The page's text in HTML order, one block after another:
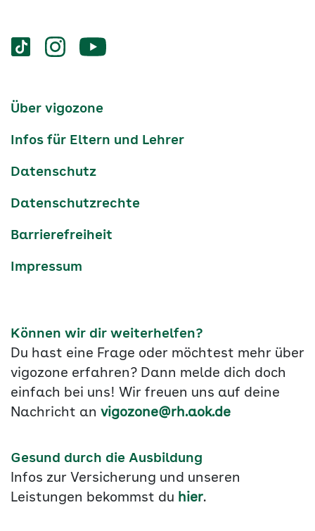
Services
Social-
vigozone.de
vigozone.devigozone.de
Services-
Über vigozone
Infos für Eltern und Lehrer
Datenschutz
Datenschutzrechte
Barrierefreiheit
Impressum
Können wir dir weiterhelfen?
Du hast eine Frage oder möchtest mehr über
vigozone erfahren? Dann melde dich doch
einfach bei uns! Wir freuen uns auf deine
Nachricht an vigozone@rh.aok.de
Gesund durch die Ausbildung
Infos zur Versicherung und unseren
Leistungen bekommst du hier.